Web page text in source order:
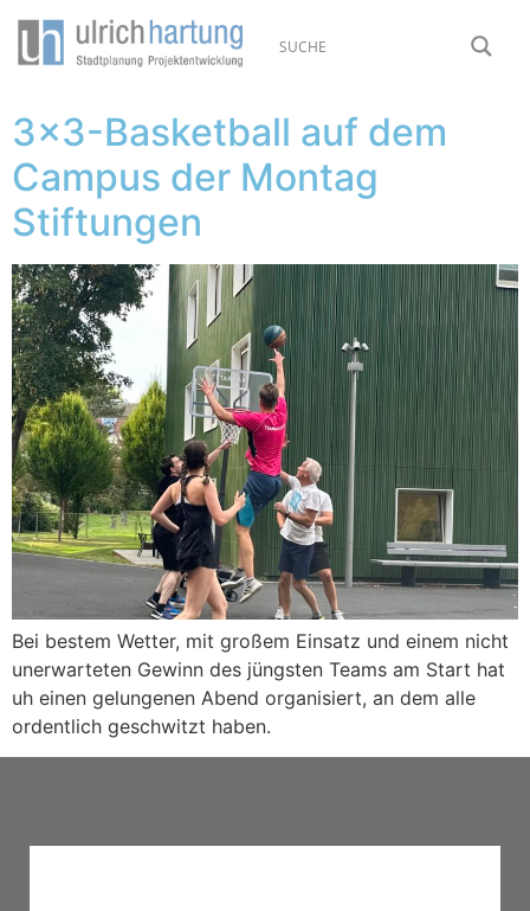
3×3-Basketball auf dem
Campus der Montag
Stiftungen
Bei bestem Wetter, mit großem Einsatz und einem nicht
unerwarteten Gewinn des jüngsten Teams am Start hat
uh einen gelungenen Abend organisiert, an dem alle
ordentlich geschwitzt haben.